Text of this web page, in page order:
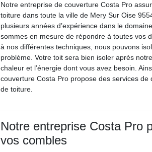
Notre entreprise de couverture Costa Pro
toiture dans toute la ville de Mery Sur Oise
plusieurs années d’expérience dans le
sommes en mesure de répondre à toutes vos
à nos différentes techniques, nous pouvons
problème. Votre toit sera bien isoler après
chaleur et l’énergie dont vous avez besoin.
couverture Costa Pro propose des services de
de toiture.
Notre entreprise Costa Pro
vos combles